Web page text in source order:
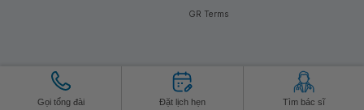
Gọi tổng đài Đặt lịch hẹn Tìm bác sĩ
GR Terms